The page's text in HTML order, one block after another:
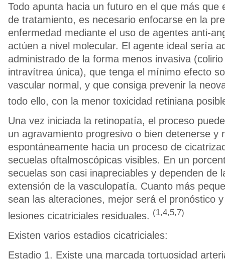
Todo apunta hacia un futuro en el que más que
de tratamiento, es necesario enfocarse en la
enfermedad mediante el uso de agentes anti-
actúen a nivel molecular. El agente ideal sería
administrado de la forma menos invasiva
intravítrea única), que tenga el mínimo efecto
vascular normal, y que consiga prevenir la
todo ello, con la menor toxicidad retiniana
Una vez iniciada la retinopatía, el proceso
un agravamiento progresivo o bien detenerse y
espontáneamente hacia un proceso de
secuelas oftalmoscópicas visibles. En un
secuelas son casi inapreciables y dependen de
extensión de la vasculopatía. Cuanto más
sean las alteraciones, mejor será el pronóstico
lesiones cicatriciales residuales. (1,4,5,7)
Existen varios estadios cicatriciales:
Estadio 1. Existe una marcada tortuosidad